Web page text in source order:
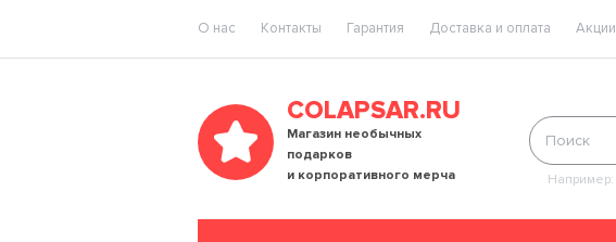
O нас Контакты Гарантия Доставка и оплата Акции
COLAPSAR.RU
Магазин необычных
подарков
и корпоративного мерча
Например: